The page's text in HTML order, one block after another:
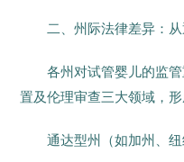
二、州际法律差异：
各州对试管婴儿的监
置及伦理审查三大领域，
通达型州（如加州、纽